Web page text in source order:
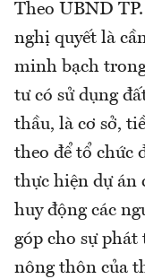
Theo UBND
nghị quyết là
minh bạch
tư có sử dụng
thầu, là cơ sở,
theo để tổ chức
thực hiện dự án
huy động các
góp cho sự
nông thôn của